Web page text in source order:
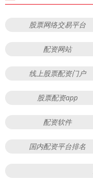
股票网络交易平台
配资网站
线上股票配资门户
股票配资app
配资软件
国内配资平台排名